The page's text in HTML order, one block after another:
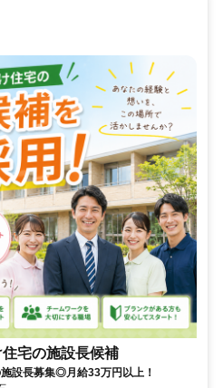
宅の施設長候補
設長募集◎月給33万円以上！